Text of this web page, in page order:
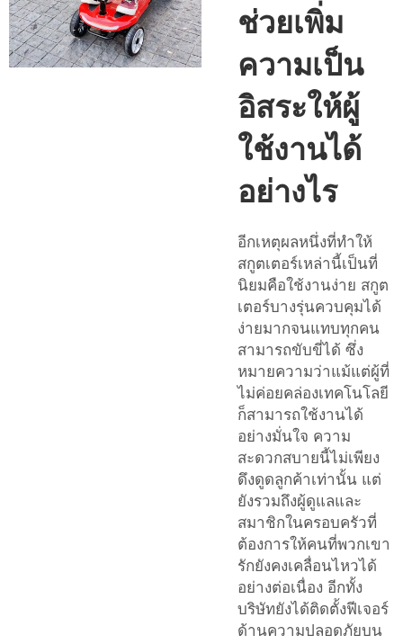
ช่วยเพิ่ม
ความเป็น
อิสระให้ผู้
ใช้งานได้
อย่างไร
อีกเหตุผลหนึ่งที่ทำให้
สกูตเตอร์เหล่านี้เป็นที่
นิยมคือใช้งานง่าย สกูต
เตอร์บางรุ่นควบคุมได้
ง่ายมากจนแทบทุกคน
สามารถขับขี่ได้ ซึ่ง
หมายความว่าแม้แต่ผู้ที่
ไม่ค่อยคล่องเทคโนโลยี
ก็สามารถใช้งานได้
อย่างมั่นใจ ความ
สะดวกสบายนี้ไม่เพียง
ดึงดูดลูกค้าเท่านั้น แต่
ยังรวมถึงผู้ดูแลและ
สมาชิกในครอบครัวที่
ต้องการให้คนที่พวกเขา
รักยังคงเคลื่อนไหวได้
อย่างต่อเนื่อง อีกทั้ง
บริษัทยังได้ติดตั้งฟีเจอร์
ด้านความปลอดภัยบน